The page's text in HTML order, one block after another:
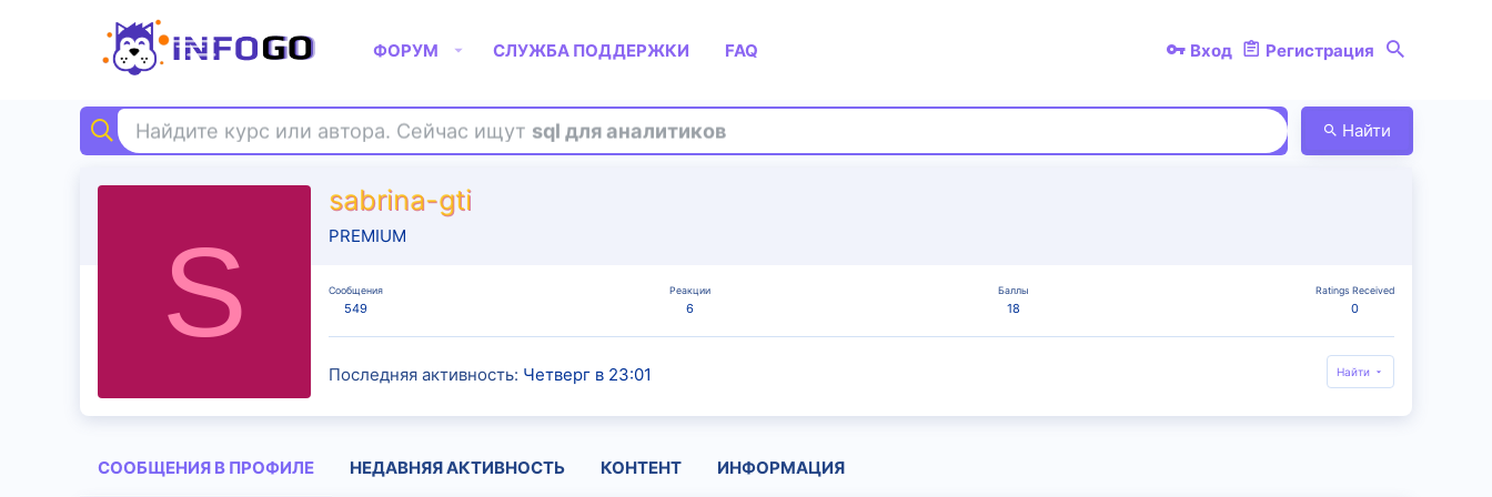
ФОРУМ СЛУЖБА ПОДДЕРЖКИ FAQ Вход Регистрация
Найдите курс или автора. Сейчас ищут sql для аналитиков Найти
S
sabrina-gti
PREMIUM
Сообщения
549
Реакции
6
Баллы
18
Ratings Received
0
Последняя активность Четверг в 23:01 Найти
СООБЩЕНИЯ В ПРОФИЛЕ НЕДАВНЯЯ АКТИВНОСТЬ КОНТЕНТ ИНФОРМАЦИЯ